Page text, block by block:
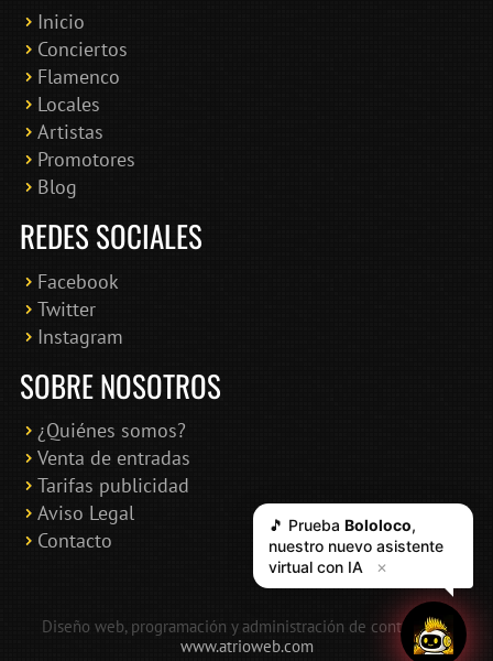
Inicio
Conciertos
Flamenco
Locales
Artistas
Promotores
Blog
REDES SOCIALES
Facebook
Twitter
Instagram
SOBRE NOSOTROS
¿Quiénes somos?
Venta de entradas
Tarifas publicidad
Aviso Legal
Contacto
Diseño web, programación y administración de contenidos:
www.atrioweb.com
🎵 Prueba Bololoco,
nuestro nuevo asistente
virtual con IA
✕